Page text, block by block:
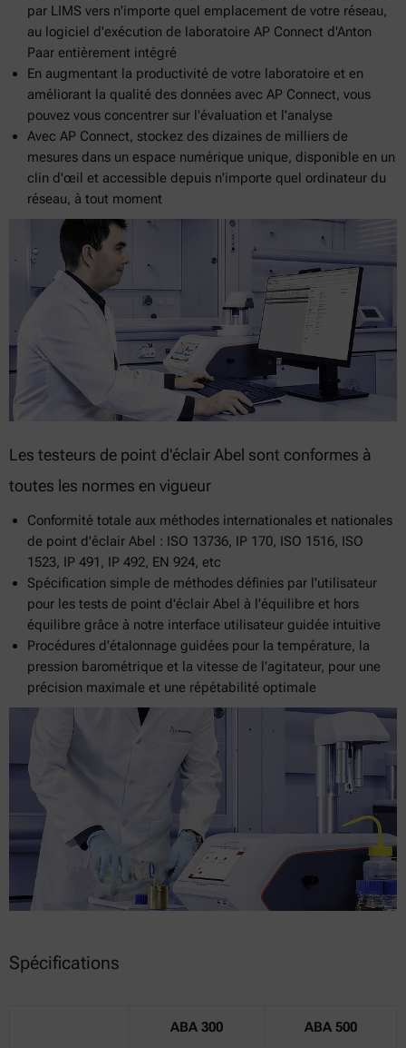
par LIMS vers n'importe quel emplacement de votre réseau,
au logiciel d'exécution de laboratoire AP Connect d'Anton
Paar entièrement intégré
En augmentant la productivité de votre laboratoire et en
améliorant la qualité des données avec AP Connect, vous
pouvez vous concentrer sur l'évaluation et l'analyse
Avec AP Connect, stockez des dizaines de milliers de
mesures dans un espace numérique unique, disponible en un
clin d'œil et accessible depuis n'importe quel ordinateur du
réseau, à tout moment
Les testeurs de point d'éclair Abel sont conformes à
toutes les normes en vigueur
Conformité totale aux méthodes internationales et nationales
de point d'éclair Abel : ISO 13736, IP 170, ISO 1516, ISO
1523, IP 491, IP 492, EN 924, etc
Spécification simple de méthodes définies par l'utilisateur
pour les tests de point d'éclair Abel à l'équilibre et hors
équilibre grâce à notre interface utilisateur guidée intuitive
Procédures d'étalonnage guidées pour la température, la
pression barométrique et la vitesse de l'agitateur, pour une
précision maximale et une répétabilité optimale
Spécifications
ABA 300 ABA 500